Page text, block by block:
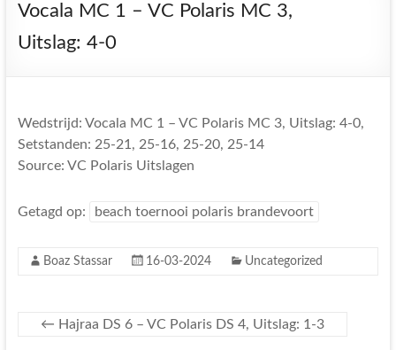
Vocala MC 1 – VC Polaris MC 3,
Uitslag: 4-0
Wedstrijd: Vocala MC 1 – VC Polaris MC 3, Uitslag: 4-0,
Setstanden: 25-21, 25-16, 25-20, 25-14
Source: VC Polaris Uitslagen
Getagd op: beach toernooi polaris brandevoort
Boaz Stassar 16-03-2024 Uncategorized
← Hajraa DS 6 – VC Polaris DS 4, Uitslag: 1-3